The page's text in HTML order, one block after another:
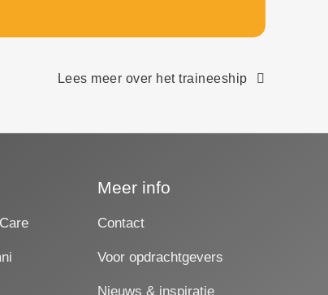
Lees meer over het traineeship
Meer info
Contact
Voor opdrachtgevers
Nieuws & inspiratie